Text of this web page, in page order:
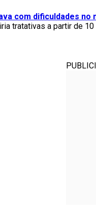
com dificuldades no
tratativas a partir de